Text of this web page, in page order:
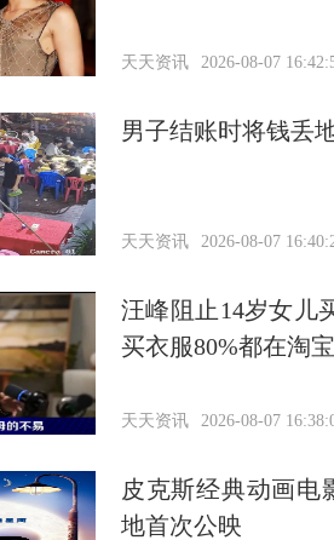
天天资讯 2026-08-07
男子结账时将钱丢
天天资讯 2026-08-07
汪峰阻止14岁女儿
买衣服80%都在淘宝
天天资讯 2026-08-07
皮克斯经典动画电
地首次公映